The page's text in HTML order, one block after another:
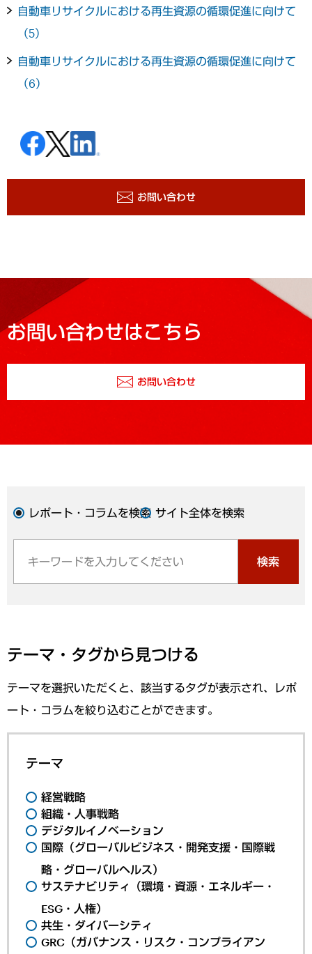
自動車リサイクルにおける再生資源の循環促進に向けて
（5）
自動車リサイクルにおける再生資源の循環促進に向けて
（6）
お問い合わせ
お問い合わせはこちら
お問い合わせ
レポート・コラムを検索 サイト全体を検索
検索
テーマ・タグから見つける
テーマを選択いただくと、該当するタグが表示され、レポ
ート・コラムを絞り込むことができます。
テーマ
経営戦略
組織・人事戦略
デジタルイノベーション
国際（グローバルビジネス・開発支援・国際戦
略・グローバルヘルス）
サステナビリティ（環境・資源・エネルギー・
ESG・人権）
共生・ダイバーシティ
GRC（ガバナンス・リスク・コンプライアン